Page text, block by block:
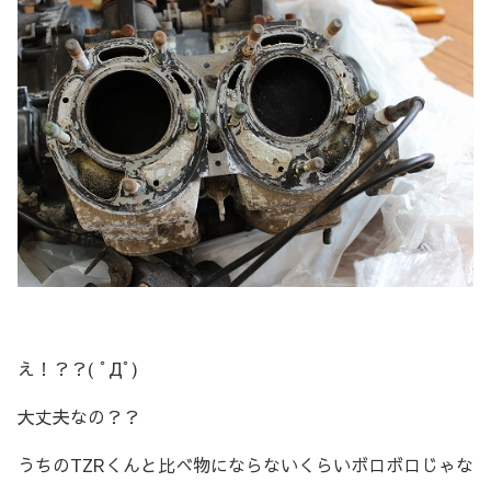
え！？？( ﾟДﾟ)
大丈夫なの？？
うちのTZRくんと比べ物にならないくらいボロボロじゃな